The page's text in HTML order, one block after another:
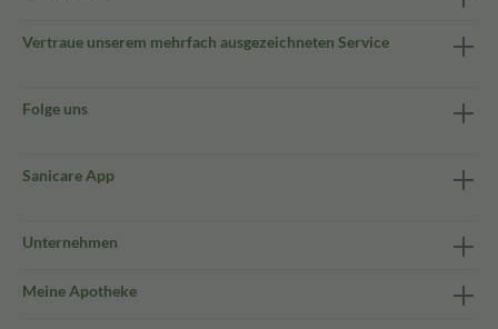
Vertraue unserem mehrfach ausgezeichneten Service
Folge uns
Sanicare App
Unternehmen
Meine Apotheke